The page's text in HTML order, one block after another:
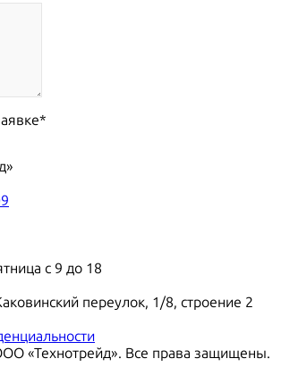
с 9 до 18
переулок, 1/8, строение 2
«Технотрейд». Все права защищены.